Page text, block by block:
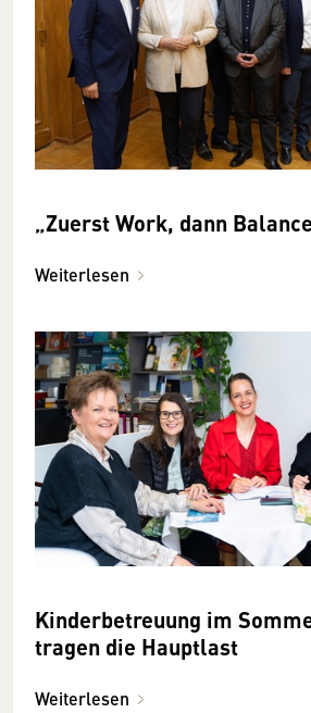
„Zuerst Work, dann
Weiterlesen
Kinderbetreuung im
tragen die Hauptlast
Weiterlesen